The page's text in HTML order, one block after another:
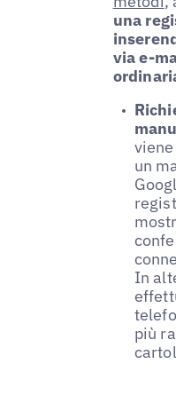
una
via e-
un
In
più